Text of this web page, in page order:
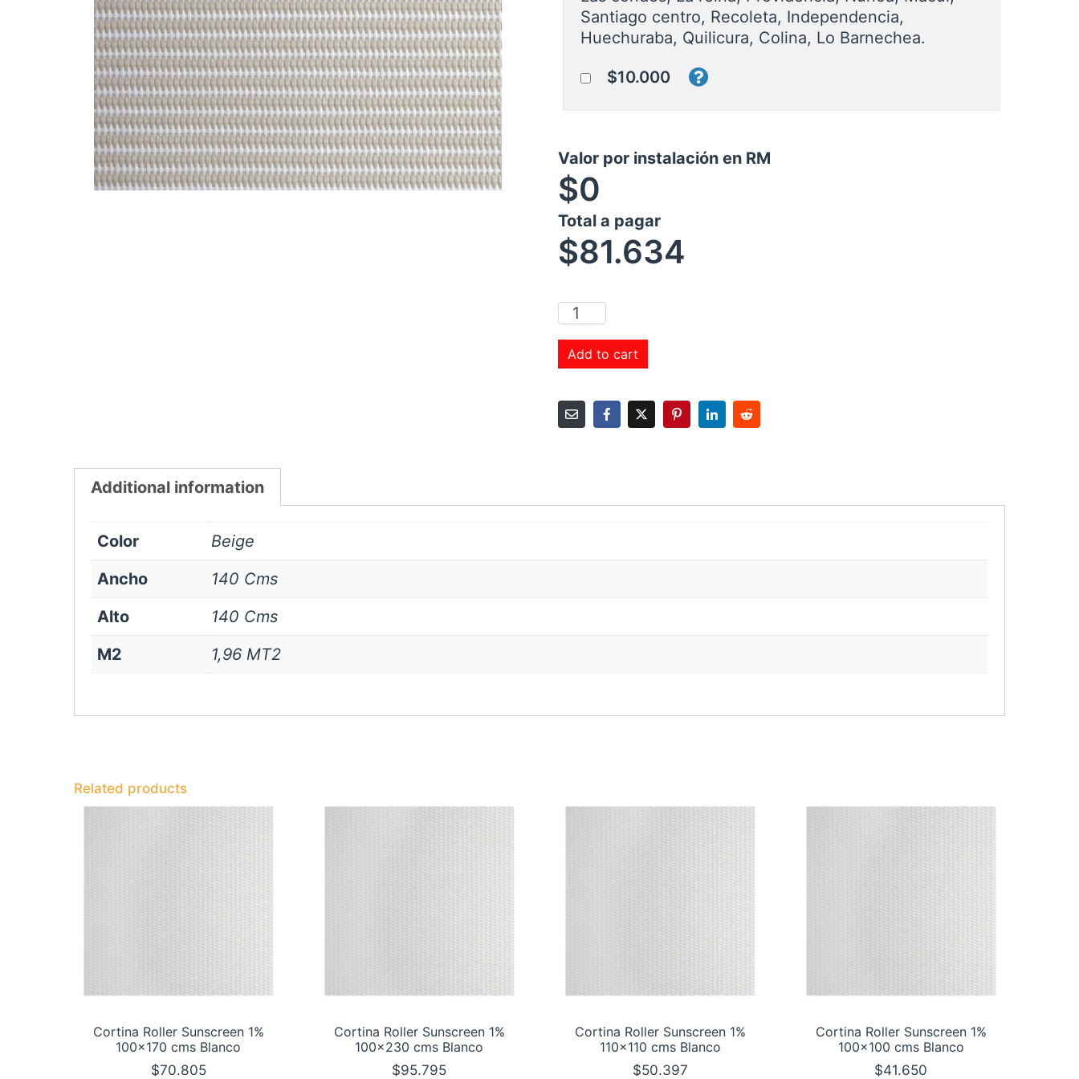
Santiago centro, Recoleta, Independencia,
Huechuraba, Quilicura, Colina, Lo Barnechea.
$10.000
Valor por instalación en RM
$0
Total a pagar
$81.634
Add to cart
Additional information
Color
Beige
Ancho
140 Cms
Alto
140 Cms
M2
1,96 MT2
Related products
Cortina Roller Sunscreen 1%
100×170 cms Blanco
$70.805
Cortina Roller Sunscreen 1%
100×230 cms Blanco
$95.795
Cortina Roller Sunscreen 1%
110×110 cms Blanco
$50.397
Cortina Roller Sunscreen 1%
100×100 cms Blanco
$41.650